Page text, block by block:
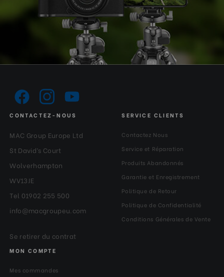
CONTACTEZ-NOUS
MAC Group Europe Ltd
St David’s Court
Wolverhampton
WV13JE
Tel 01902 255 500
info@macgroupeu.com
Se retirer du contrat
SERVICE CLIENTS
Contactez Nous
Service et Réparation
Produits Abandonnés
Garantie et Enregistrement
Politique de Retour
Politique de Confidentialité
Conditions Générales de Vente
MON COMPTE
Mes commandes